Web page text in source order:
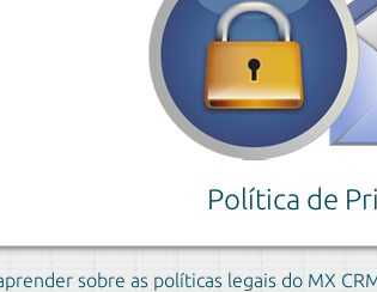
Política de
sobre as políticas legais do MX